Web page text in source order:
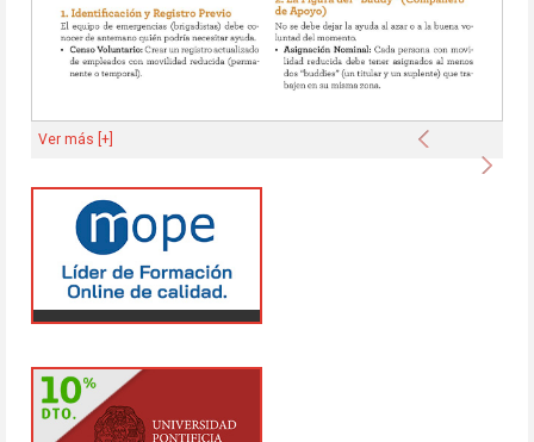
Anterior
Ver más [+]